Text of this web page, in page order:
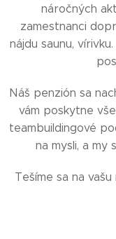
náročných
zamestnanci
nájdu saunu,
Náš penzión sa
vám poskytne
teambuildingové
na mysli, a my
Tešíme sa na